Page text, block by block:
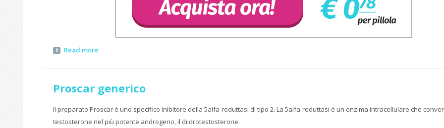
Read more
Proscar generico
Il preparato Proscar è uno specifico inibitore della 5alfa-reduttasi di tipo 2. La 5alfa-reduttasi è un enzima intracellulare che
testosterone nel più potente androgeno, il diidrotestosterone.